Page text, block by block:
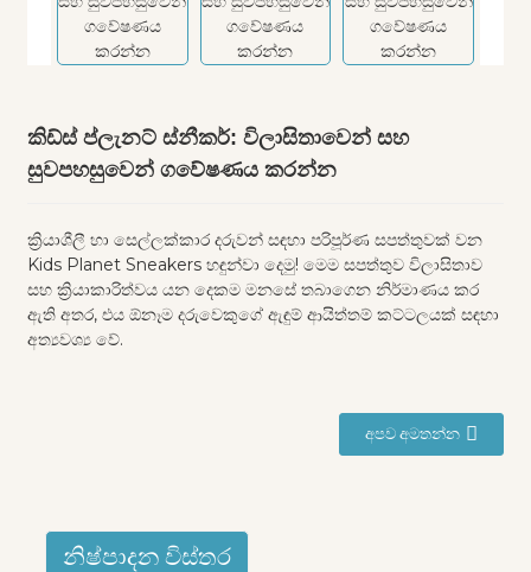
කිඩ්ස් ප්ලැනට් ස්නීකර්: විලාසිතාවෙන් සහ
සුවපහසුවෙන් ගවේෂණය කරන්න
ක්‍රියාශීලී හා සෙල්ලක්කාර දරුවන් සඳහා පරිපූර්ණ සපත්තුවක් වන
Kids Planet Sneakers හඳුන්වා දෙමු! මෙම සපත්තුව විලාසිතාව
සහ ක්‍රියාකාරිත්වය යන දෙකම මනසේ තබාගෙන නිර්මාණය කර
ඇති අතර, එය ඕනෑම දරුවෙකුගේ ඇඳුම් ආයිත්තම් කට්ටලයක් සඳහා
අත්‍යවශ්‍ය වේ.
අපව අමතන්න
නිෂ්පාදන විස්තර